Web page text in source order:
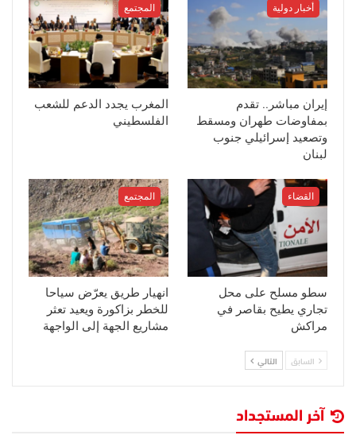
أخبار دولية
إيران مباشر.. تقدم
بمفاوضات طهران ومسقط
وتصعيد إسرائيلي جنوب
لبنان
المجتمع
المغرب يجدد الدعم للشعب
الفلسطيني
القضاء
سطو مسلح على محل
تجاري يطيح بقاصر في
مراكش
المجتمع
انهيار طريق يعرّض سياحا
للخطر بزاكورة ويعيد تعثر
مشاريع الجهة إلى الواجهة
السابق التالي
آخر المستجداد